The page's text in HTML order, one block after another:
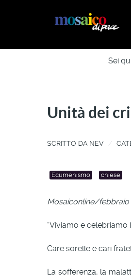
Sei
Unità dei
SCRITTO DA NEV
Ecumenismo chiese
Mosaiconline/
“Viviamo e
Care sorelle e cari
La sofferenza, la